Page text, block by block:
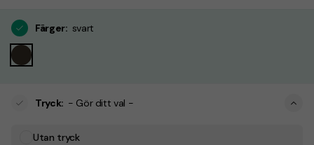
Färger: svart
Tryck: - Gör ditt val -
Utan tryck